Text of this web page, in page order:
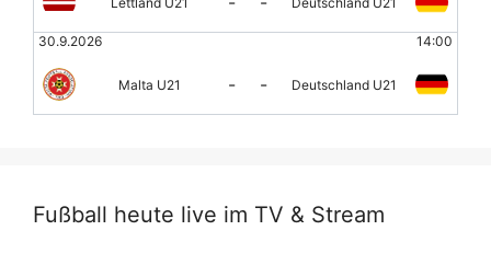
30.9.2026 14:00
Malta U21 - - Deutschland U21
Fußball heute live im TV & Stream